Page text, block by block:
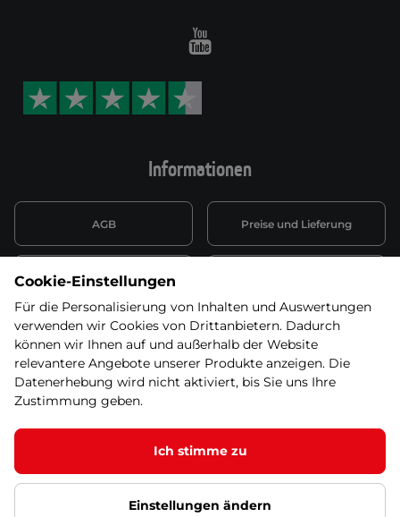
Informationen
AGB Preise und Lieferung
Datenschutzerklärung
Wiederufsbelehrung mit Link
zum Formular
Batterieentsorgung
Informationen zu Elektro-
und Elektonikgeräten
Widerruf erklären
Youtube
© 2026 SEVEN SPORT s.r.o Alle Rechte vorbehalten1
Datenschutzgrundsätze Google Datenschutz Google
Cookie-Einstellungen
Für die Personalisierung von Inhalten und Auswertungen
verwenden wir Cookies von Drittanbietern. Dadurch
können wir Ihnen auf und außerhalb der Website
relevantere Angebote unserer Produkte anzeigen. Die
Datenerhebung wird nicht aktiviert, bis Sie uns Ihre
Zustimmung geben.
Ich stimme zu
Einstellungen ändern